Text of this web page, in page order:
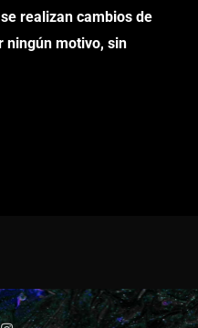
realizan cambios de
ningún motivo, sin